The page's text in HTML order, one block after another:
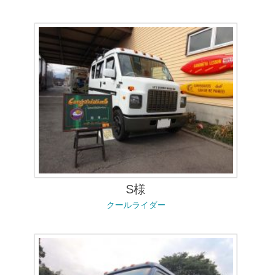
S様
クールライダー